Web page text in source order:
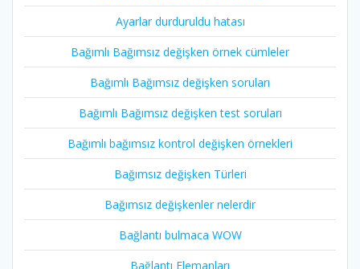
Ayarlar durduruldu hatası
Bağımlı Bağımsız değişken örnek cümleler
Bağımlı Bağımsız değişken soruları
Bağımlı Bağımsız değişken test soruları
Bağımlı bağımsız kontrol değişken örnekleri
Bağımsız değişken Türleri
Bağımsız değişkenler nelerdir
Bağlantı bulmaca WOW
Bağlantı Elemanları